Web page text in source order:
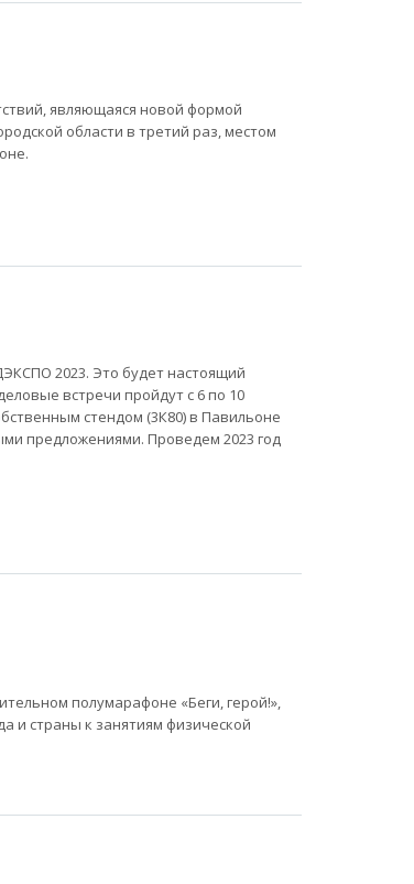
являющаяся новой формой
области в третий раз, местом
2023. Это будет настоящий
встречи пройдут с 6 по 10
стендом (3К80) в Павильоне
предложениями. Проведем 2023 год
полумарафоне «Беги, герой!»,
и страны к занятиям физической